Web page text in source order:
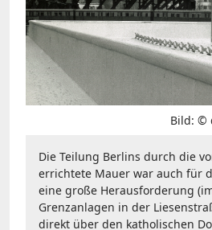
Bild: ©
Die Teilung Berlins durch die
errichtete Mauer war auch für
eine große Herausforderung
Grenzanlagen in der
direkt über den katholischen